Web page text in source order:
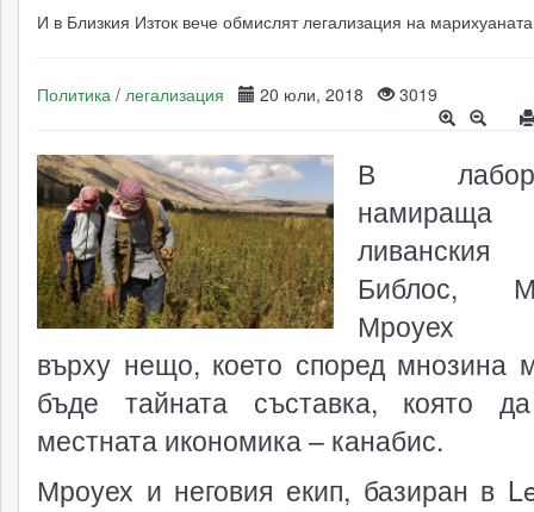
И в Близкия Изток вече обмислят легализация на марихуаната
Политика / легализация 20 юли, 2018 3019
В
Библос,
Мроуех
върху нещо, което според мнозина
бъде тайната съставка, която
местната икономика – канабис.
Мроуех и неговия екип, базиран в